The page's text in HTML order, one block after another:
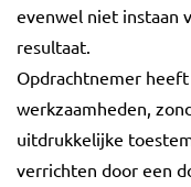
evenwel niet instaan
resultaat.
Opdrachtnemer
werkzaamheden,
uitdrukkelijke
verrichten door een